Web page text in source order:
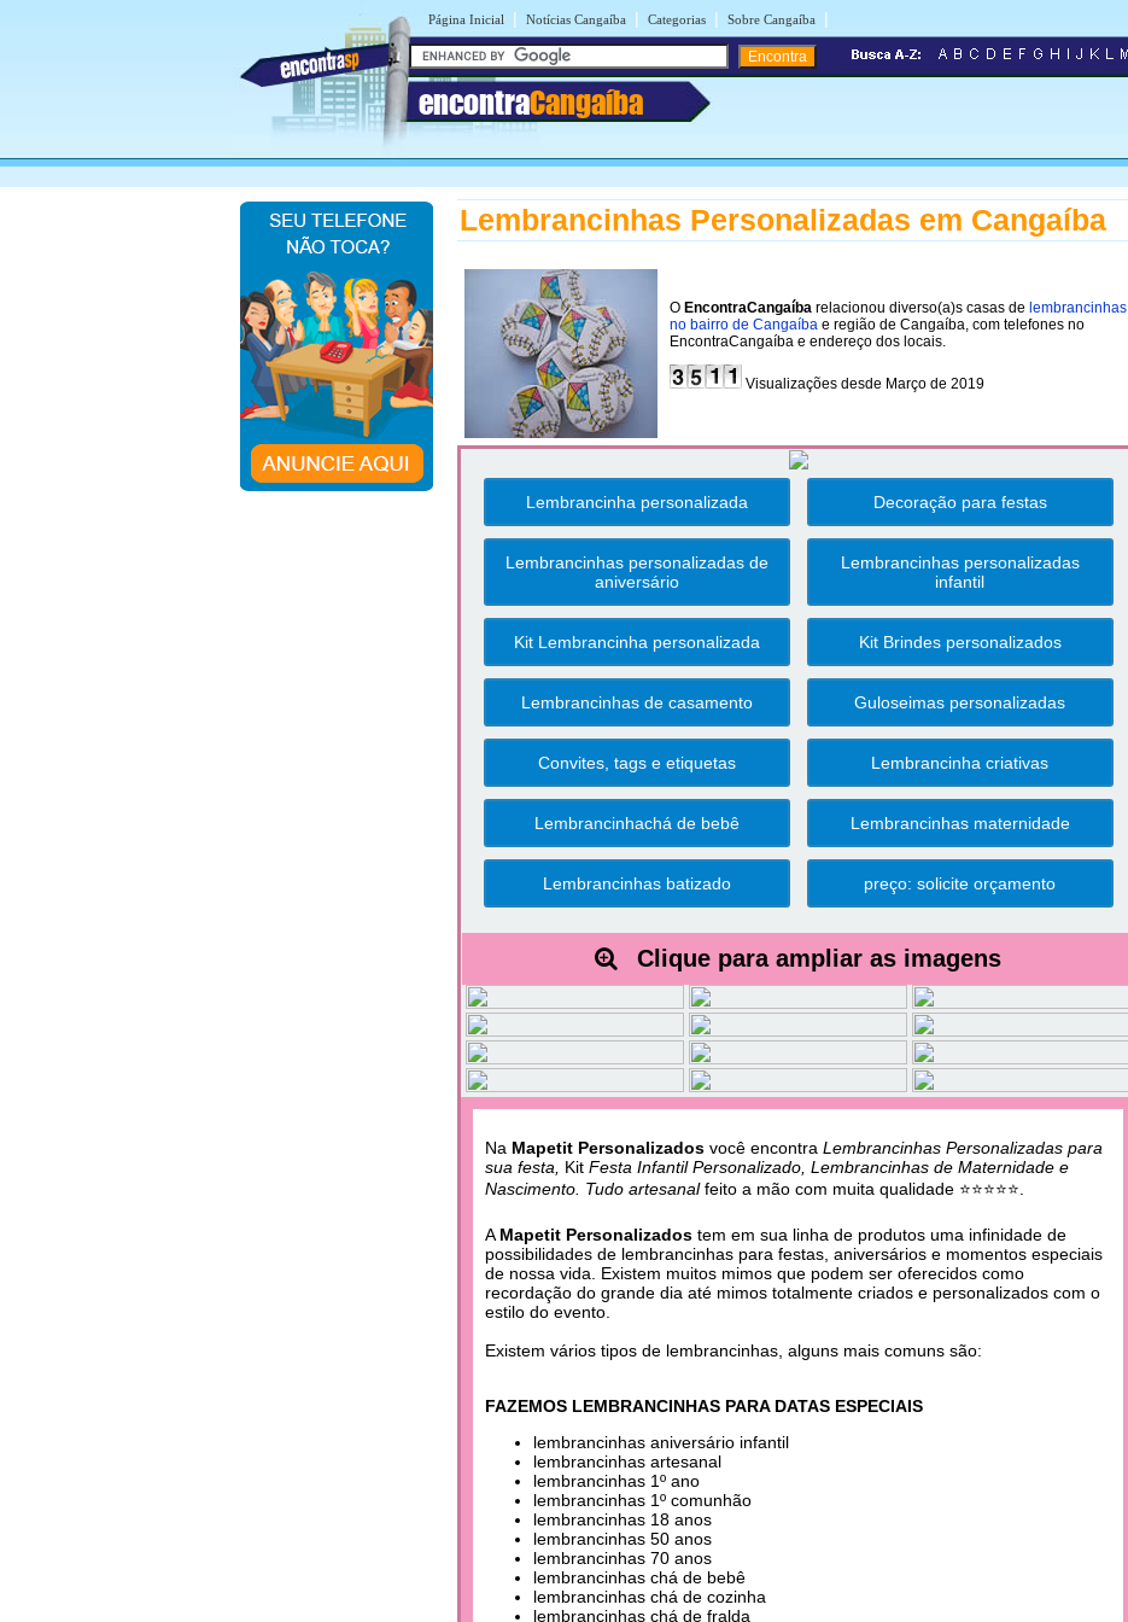
Página Inicial | Notícias Cangaíba | Categorias | Sobre Cangaíba |
encontraCangaíba
Lembrancinhas Personalizadas em Cangaíba
O EncontraCangaíba relacionou diverso(a)s casas de lembrancinhas
no bairro de Cangaíba e região de Cangaíba, com telefones no
EncontraCangaíba e endereço dos locais.
Visualizações desde Março de 2019
Lembrancinha personalizada Decoração para festas
Lembrancinhas personalizadas de
aniversário
Lembrancinhas personalizadas
infantil
Kit Lembrancinha personalizada Kit Brindes personalizados
Lembrancinhas de casamento Guloseimas personalizadas
Convites, tags e etiquetas Lembrancinha criativas
Lembrancinhachá de bebê Lembrancinhas maternidade
Lembrancinhas batizado preço: solicite orçamento
Clique para ampliar as imagens
Na Mapetit Personalizados você encontra Lembrancinhas Personalizadas para
sua festa, Kit Festa Infantil Personalizado, Lembrancinhas de Maternidade e
Nascimento. Tudo artesanalfeito a mão com muita qualidade ⭐⭐⭐⭐⭐.
A Mapetit Personalizados tem em sua linha de produtos uma infinidade de
possibilidades de lembrancinhas para festas, aniversários e momentos especiais
de nossa vida. Existem muitos mimos que podem ser oferecidos como
recordação do grande dia até mimos totalmente criados e personalizados com o
estilo do evento.
Existem vários tipos de lembrancinhas, alguns mais comuns são:
FAZEMOS LEMBRANCINHAS PARA DATAS ESPECIAIS
lembrancinhas aniversário infantil
lembrancinhas artesanal
lembrancinhas 1º ano
lembrancinhas 1º comunhão
lembrancinhas 18 anos
lembrancinhas 50 anos
lembrancinhas 70 anos
lembrancinhas chá de bebê
lembrancinhas chá de cozinha
lembrancinhas chá de fralda